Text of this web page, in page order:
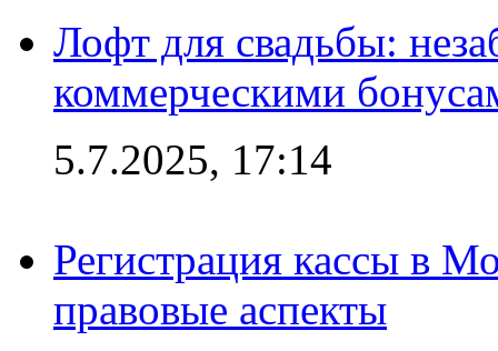
Лофт для свадьбы:
коммерческими
5.7.2025, 17:14
Регистрация кассы в
правовые аспекты